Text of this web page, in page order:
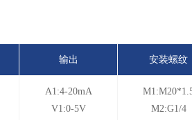
输出 安装螺纹
A1:4-20mA
V1:0-5V
M2:G1/4